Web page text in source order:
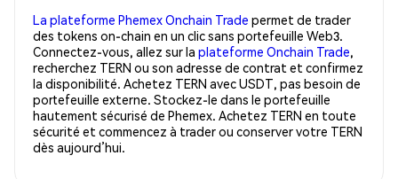
La plateforme Phemex Onchain Trade permet de trader
des tokens on-chain en un clic sans portefeuille Web3.
Connectez-vous, allez sur la plateforme Onchain Trade,
recherchez TERN ou son adresse de contrat et confirmez
la disponibilité. Achetez TERN avec USDT, pas besoin de
portefeuille externe. Stockez-le dans le portefeuille
hautement sécurisé de Phemex. Achetez TERN en toute
sécurité et commencez à trader ou conserver votre TERN
dès aujourd’hui.